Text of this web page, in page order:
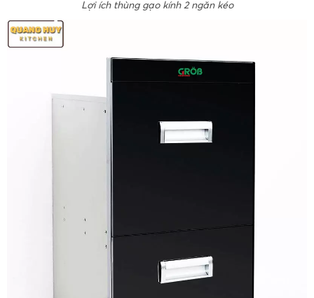
Lợi ích thùng gạo kính 2 ngăn kéo